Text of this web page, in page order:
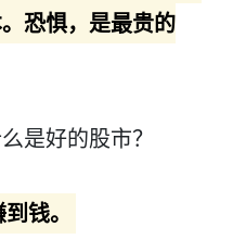
恐惧，是最贵的
是好的股市？
钱。